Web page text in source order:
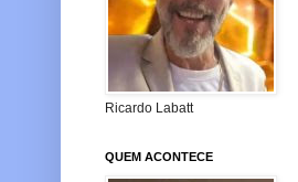
Ricardo Labatt
QUEM ACONTECE